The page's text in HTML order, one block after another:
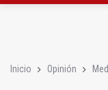
Inicio Opinión